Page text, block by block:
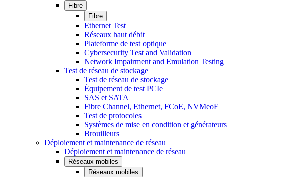
Fibre
Fibre
Ethernet Test
Réseaux haut débit
Plateforme de test optique
Cybersecurity Test and Validation
Network Impairment and Emulation Testing
Test de réseau de stockage
Test de réseau de stockage
Équipement de test PCIe
SAS et SATA
Fibre Channel, Ethernet, FCoE, NVMeoF
Test de protocoles
Systèmes de mise en condition et générateurs
Brouilleurs
Déploiement et maintenance de réseau
Déploiement et maintenance de réseau
Réseaux mobiles
Réseaux mobiles